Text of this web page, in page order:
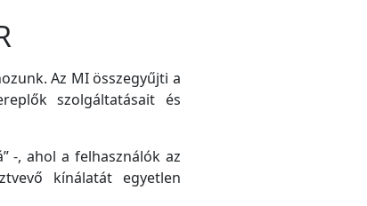
Az MI összegyűjti a
szolgáltatásait és
-, ahol a felhasználók az
kínálatát egyetlen